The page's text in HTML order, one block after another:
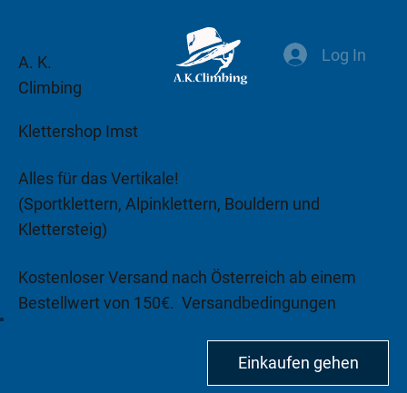
A. K.
Climbing
Klettershop Imst
Alles für das Vertikale!
(Sportklettern, Alpinklettern, Bouldern und
Klettersteig)
Kostenloser Versand nach Österreich ab einem
Bestellwert von 150€. Versandbedingungen
Log In
Einkaufen gehen